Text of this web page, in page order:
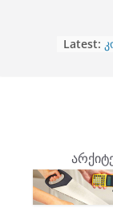
Latest: